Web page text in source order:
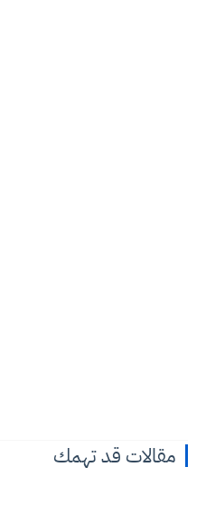
مقالات قد تهمك